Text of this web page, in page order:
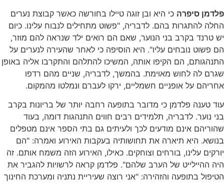
פלדמן סיפרה כי היא ובן זוגה טיילו בחורשה כאשר קבוצת נערים
החלה להתגרות בהם. לדבריה, "פשוט מתחילים לנבוח עלינו. כיום
יש טרנד בקרב בני הנוער, שאם הם רואים ילד שנראה להם מוזר,
הם פשוט נובחים עליו". היא הוסיפה כי לאחר שהעירה לנערים על
התנהגותם, הם הקיפו אותה, המשיכו להתלהם והתקרבו אליה באופן
שגרם לה לחוש מאוימת. בהמשך, לדבריה, שניים מהם רדפו
אחריהם על אופניים חשמליים, ירקו לעברם ונמלטו מהמקום.
עוד טענה פלדמן כי מדובר בתופעה רחבה יותר של בריונות בקרב
בני נוער. לדבריה, תלמידים רבים חווים התנהגות דומה, בעוד
שהוריהם אינם מודעים לכך ולעיתים גם בתי הספר אינם מטפלים
בנושא. היא תיארה את תחושותיה בעקבות האירוע ואמרה: "הם
יורקים עלינו, בורחים וצוחקים. כאילו, האירוע הזה משמח אותם. זה
היה ההיילייט של הערב שלהם". פלדמן קראה לרשויות להגביר את
הטיפול בתופעה והזהירה: "אני רוצה שעיריית נתניה ומערכת החינוך